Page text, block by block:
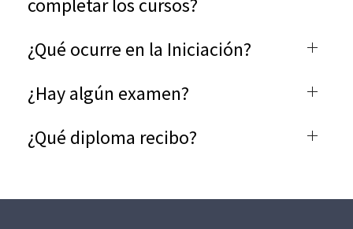
¿Qué ocurre en la Iniciación?
¿Hay algún examen?
¿Qué diploma recibo?